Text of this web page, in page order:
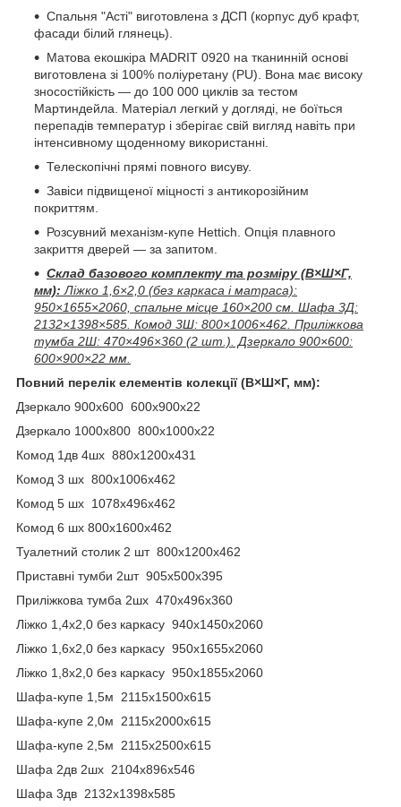
Спальня "Асті" виготовлена ​​з ДСП (корпус дуб крафт,
фасади білий глянець).
Матова екошкіра MADRIT 0920 на тканинній основі
виготовлена зі 100% поліуретану (PU). Вона має високу
зносостійкість — до 100 000 циклів за тестом
Мартиндейла. Матеріал легкий у догляді, не боїться
перепадів температур і зберігає свій вигляд навіть при
інтенсивному щоденному використанні.
Телескопічні прямі повного висуву.
Завіси підвищеної міцності з антикорозійним
покриттям.
Розсувний механізм-купе Hettich. Опція плавного
закриття дверей — за запитом.
Склад базового комплекту та розміру (В×Ш×Г,
мм): Ліжко 1,6×2,0 (без каркаса і матраса):
950×1655×2060, спальне місце 160×200 см. Шафа 3Д:
2132×1398×585. Комод 3Ш: 800×1006×462. Приліжкова
тумба 2Ш: 470×496×360 (2 шт.). Дзеркало 900×600:
600×900×22 мм.
Повний перелік елементів колекції (В×Ш×Г, мм):
Дзеркало 900х600 600x900x22
Дзеркало 1000х800 800x1000x22
Комод 1дв 4шх 880x1200x431
Комод 3 шх 800x1006x462
Комод 5 шх 1078x496x462
Комод 6 шх 800x1600x462
Туалетний столик 2 шт 800x1200x462
Приставні тумби 2шт 905x500x395
Приліжкова тумба 2шх 470x496x360
Ліжко 1,4х2,0 без каркасу 940x1450x2060
Ліжко 1,6х2,0 без каркасу 950x1655x2060
Ліжко 1,8х2,0 без каркасу 950x1855x2060
Шафа-купе 1,5м 2115x1500x615
Шафа-купе 2,0м 2115x2000x615
Шафа-купе 2,5м 2115x2500x615
Шафа 2дв 2шх 2104x896x546
Шафа 3дв 2132x1398x585